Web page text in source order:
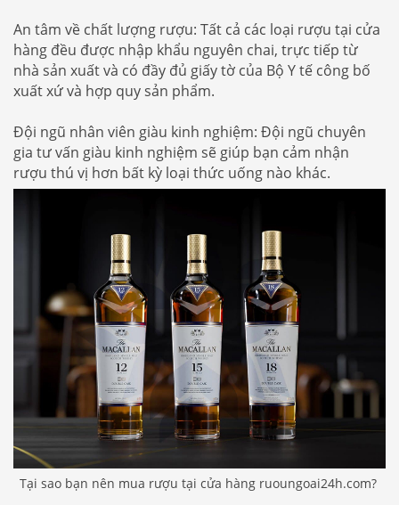
An tâm về chất lượng rượu: Tất cả các loại rượu tại cửa
hàng đều được nhập khẩu nguyên chai, trực tiếp từ
nhà sản xuất và có đầy đủ giấy tờ của Bộ Y tế công bố
xuất xứ và hợp quy sản phẩm.
Đội ngũ nhân viên giàu kinh nghiệm: Đội ngũ chuyên
gia tư vấn giàu kinh nghiệm sẽ giúp bạn cảm nhận
rượu thú vị hơn bất kỳ loại thức uống nào khác.
Tại sao bạn nên mua rượu tại cửa hàng ruoungoai24h.com?